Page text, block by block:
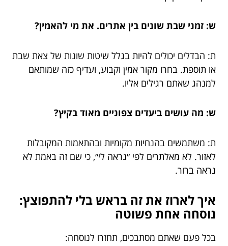
ש: זמני שבת שונים בין אתרים. את מי להאמין?
ת: הבדלים יכולים להיות בגלל שיטות שונות של צאת שבת
או תוספת. בחרו מקור אמין וקבוע, ועדיף כזה שמותאם
למנהג שאתם רגילים אליו.
ש: מה עושים ביעדים צפוניים מאוד בקיץ?
ת: משתמשים בהנחיות מקומיות ובהתאמות המקובלות
לאזור. לא מאלתרים לפי ״נראה לי״, כי שם זה באמת לא
נראה ברור.
איך לארוז את זה בראש בלי להתפוצץ:
נוסחה אחת פשוטה
בכל פעם שאתם מסתבכים, תחזרו לנוסחה: